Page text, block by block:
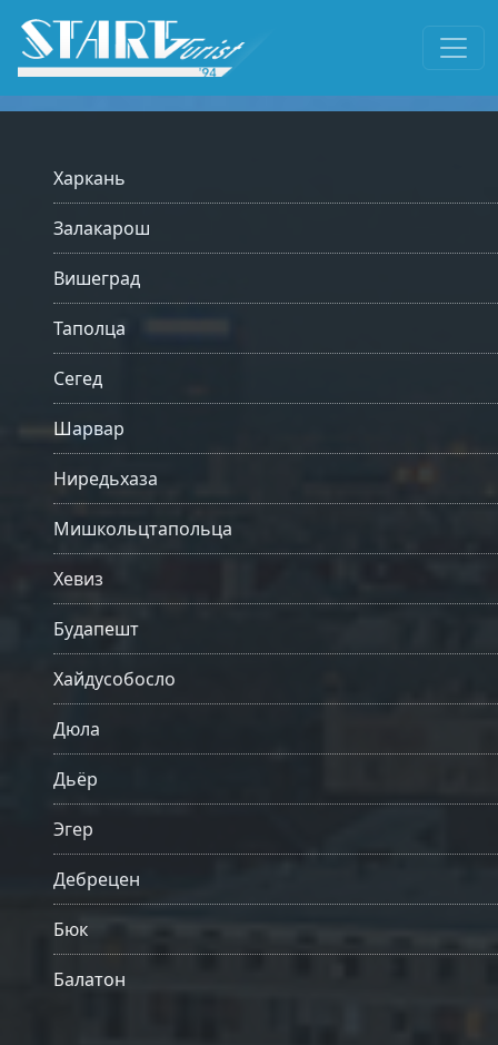
Харкань
Залакарош
Вишеград
Таполца
Сегед
Шарвар
Ниредьхаза
Мишкольцтапольца
Хевиз
Будапешт
Хайдусобосло
Дюла
Дьёр
Эгер
Дебрецен
Бюк
Балатон